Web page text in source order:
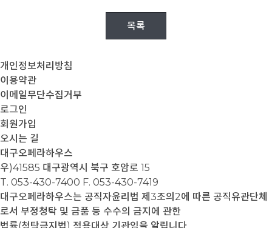
목록
개인정보처리방침
이용약관
이메일무단수집거부
로그인
회원가입
오시는 길
대구오페라하우스
우)41585 대구광역시 북구 호암로 15
T. 053-430-7400 F. 053-430-7419
대구오페라하우스는 공직자윤리법 제3조의2에 따른 공직유관단체
로서 부정청탁 및 금품 등 수수의 금지에 관한